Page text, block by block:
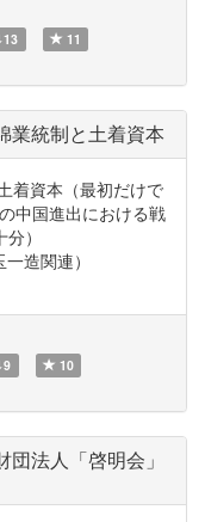
13 11
業統制と土着資本
着資本（最初だけで
中国進出における戦
）
造関連）
9 10
団法人「啓明会」